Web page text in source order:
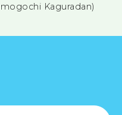
Kaguradan)